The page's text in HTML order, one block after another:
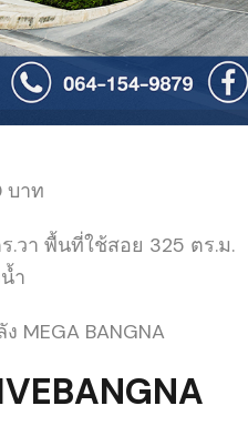
บาท
.วา พื้นที่ใช้สอย 325 ตร.ม.
ำ
MEGA BANGNA